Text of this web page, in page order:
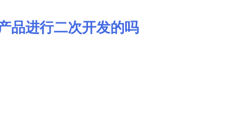
品进行二次开发的吗